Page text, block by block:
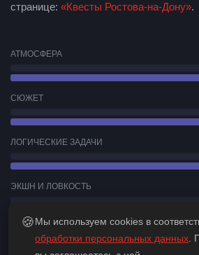
странице: «Квесты Ростова-на-Дону».
АТМОСФЕРА
СЮЖЕТ
ЛОГИЧЕСКИЕ ЗАДАЧИ
ЭКШН И ЛОВКОСТЬ
🍪Мы используем cookies в
обработки персональных данных .